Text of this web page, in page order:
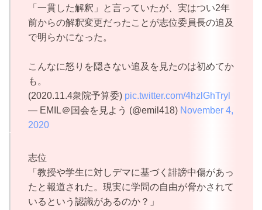
「一貫した解釈」と言っていたが、実はつい2年
前からの解釈変更だったことが志位委員長の追及
で明らかになった。
こんなに怒りを隠さない追及を見たのは初めてか
も。
(2020.11.4衆院予算委) pic.twitter.com/4hzlGhTryl
— EMIL＠国会を見よう (@emil418) November 4,
2020
志位
「教授や学生に対しデマに基づく誹謗中傷があっ
たと報道された。現実に学問の自由が脅かされて
いるという認識があるのか？」